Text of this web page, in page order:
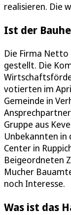
realisieren. Die
Ist der
Die Firma
gestellt. Die
votierten im
Gemeinde in
Gruppe aus
Unbekannten in
Center in
Beigeordneten
Mucher
noch Interesse.
Was ist das